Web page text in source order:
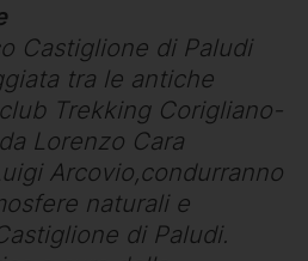
Castiglione di Paludi
tra le antiche
Trekking Corigliano-
Lorenzo Cara
Arcovio,condurranno
naturali e
di Paludi.